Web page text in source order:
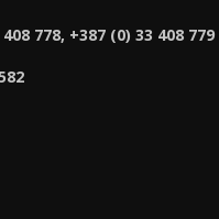
778, +387 (0) 33 408 779